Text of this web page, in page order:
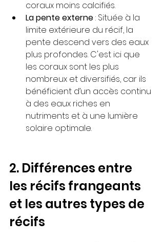
coraux moins calcifiés.
La pente externe : Située à la
limite extérieure du récif, la
pente descend vers des eaux
plus profondes. C'est ici que
les coraux sont les plus
nombreux et diversifiés, car ils
bénéficient d’un accès continu
à des eaux riches en
nutriments et à une lumière
solaire optimale.
2. Différences entre
les récifs frangeants
et les autres types de
récifs